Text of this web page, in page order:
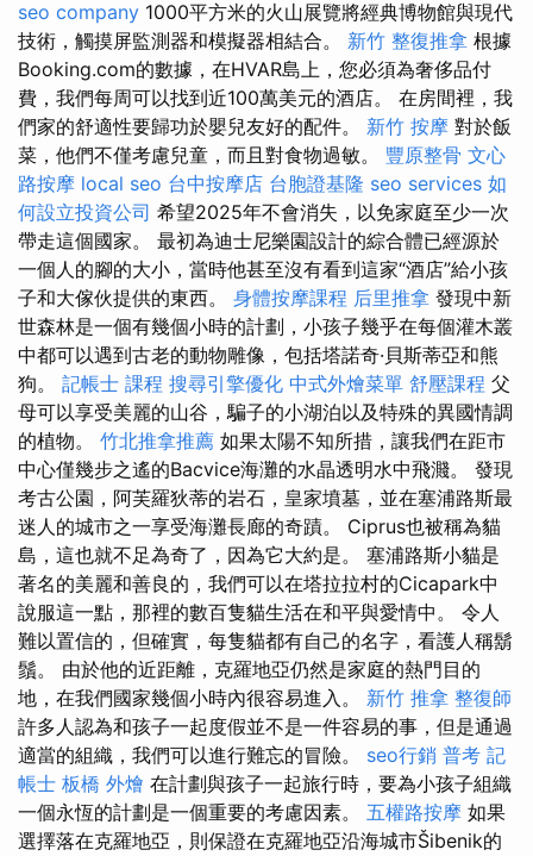
seo company 1000平方米的火山展覽將經典博物館與現代
技術，觸摸屏監測器和模擬器相結合。 新竹 整復推拿 根據
Booking.com的數據，在HVAR島上，您必須為奢侈品付
費，我們每周可以找到近100萬美元的酒店。 在房間裡，我
們家的舒適性要歸功於嬰兒友好的配件。 新竹 按摩 對於飯
菜，他們不僅考慮兒童，而且對食物過敏。 豐原整骨 文心
路按摩 local seo 台中按摩店 台胞證基隆 seo services 如
何設立投資公司 希望2025年不會消失，以免家庭至少一次
帶走這個國家。 最初為迪士尼樂園設計的綜合體已經源於
一個人的腳的大小，當時他甚至沒有看到這家“酒店”給小孩
子和大傢伙提供的東西。 身體按摩課程 后里推拿 發現中新
世森林是一個有幾個小時的計劃，小孩子幾乎在每個灌木叢
中都可以遇到古老的動物雕像，包括塔諾奇·貝斯蒂亞和熊
狗。 記帳士 課程 搜尋引擎優化 中式外燴菜單 舒壓課程 父
母可以享受美麗的山谷，騙子的小湖泊以及特殊的異國情調
的植物。 竹北推拿推薦 如果太陽不知所措，讓我們在距市
中心僅幾步之遙的Bacvice海灘的水晶透明水中飛濺。 發現
考古公園，阿芙羅狄蒂的岩石，皇家墳墓，並在塞浦路斯最
迷人的城市之一享受海灘長廊的奇蹟。 Ciprus也被稱為貓
島，這也就不足為奇了，因為它大約是。 塞浦路斯小貓是
著名的美麗和善良的，我們可以在塔拉拉村的Cicapark中
說服這一點，那裡的數百隻貓生活在和平與愛情中。 令人
難以置信的，但確實，每隻貓都有自己的名字，看護人稱鬍
鬚。 由於他的近距離，克羅地亞仍然是家庭的熱門目的
地，在我們國家幾個小時內很容易進入。 新竹 推拿 整復師
許多人認為和孩子一起度假並不是一件容易的事，但是通過
適當的組織，我們可以進行難忘的冒險。 seo行銷 普考 記
帳士 板橋 外燴 在計劃與孩子一起旅行時，要為小孩子組織
一個永恆的計劃是一個重要的考慮因素。 五權路按摩 如果
選擇落在克羅地亞，則保證在克羅地亞沿海城市Šibenik的